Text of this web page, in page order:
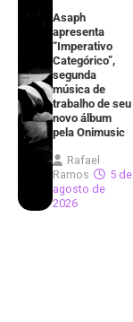
Asaph
apresenta
“Imperativo
Categórico”,
segunda
música de
trabalho de seu
novo álbum
pela Onimusic
Rafael
Ramos
5 de
agosto de
2026